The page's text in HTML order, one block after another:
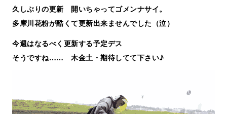
久しぶりの更新 開いちゃってゴメンナサイ。
多摩川花粉が酷くて更新出来ませんでした（泣）
今週はなるべく更新する予定デス
そうですね…… 木金土・期待してて下さい♪